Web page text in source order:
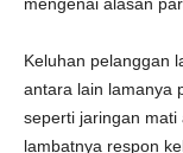
Keluhan pelanggan
antara lain lamanya
seperti jaringan mati
lambatnya respon